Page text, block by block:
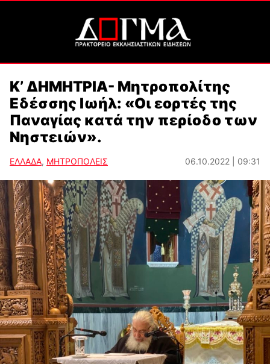
Κ’ ΔΗΜΗΤΡΙΑ- Μητροπολίτης
Εδέσσης Ιωήλ: «Οι εορτές της
Παναγίας κατά την περίοδο των
Νηστειών».
ΕΛΛΑΔΑ, ΜΗΤΡΟΠΟΛΕΙΣ 06.10.2022 | 09:31